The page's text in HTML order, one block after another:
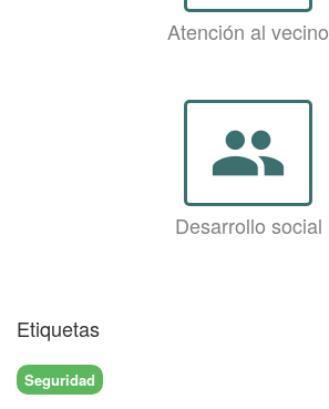
Atención al vecino
group
Desarrollo social
Etiquetas
Seguridad